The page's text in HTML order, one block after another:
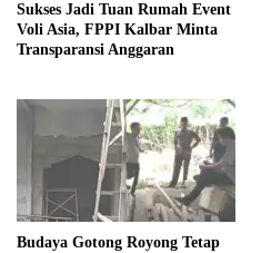
Sukses Jadi Tuan Rumah Event
Voli Asia, FPPI Kalbar Minta
Transparansi Anggaran
Budaya Gotong Royong Tetap